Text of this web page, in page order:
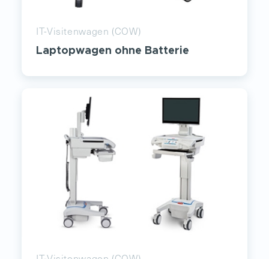
IT-Visitenwagen (COW)
Laptopwagen ohne Batterie